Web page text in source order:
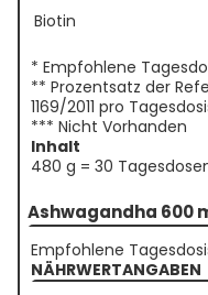
Biotin
* Empfohlene
** Prozentsatz der
1169/2011 pro
*** Nicht Vorhanden
Inhalt
480 g = 30
Ashwagandha 600
Empfohlene
NÄHRWERTANGABEN